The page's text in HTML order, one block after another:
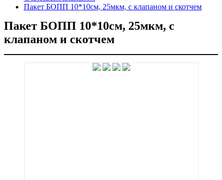
Пакет БОПП 10*10см, 25мкм, с клапаном и скотчем
Пакет БОПП 10*10см, 25мкм, с
клапаном и скотчем